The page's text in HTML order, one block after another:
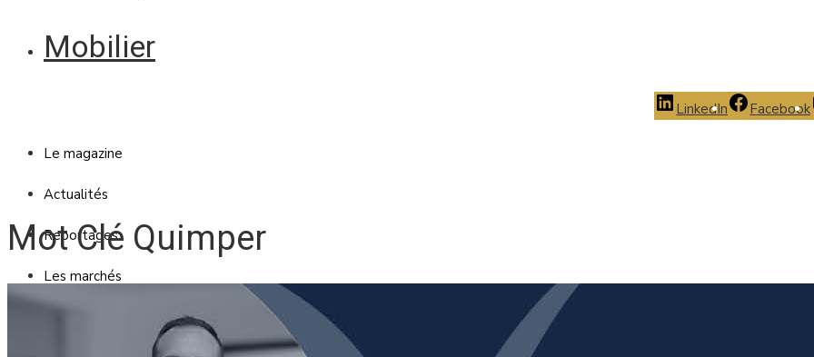
Mobilier
LinkedIn Facebook
Le magazine
Actualités
Reportages
Les marchés
Mot Clé Quimper